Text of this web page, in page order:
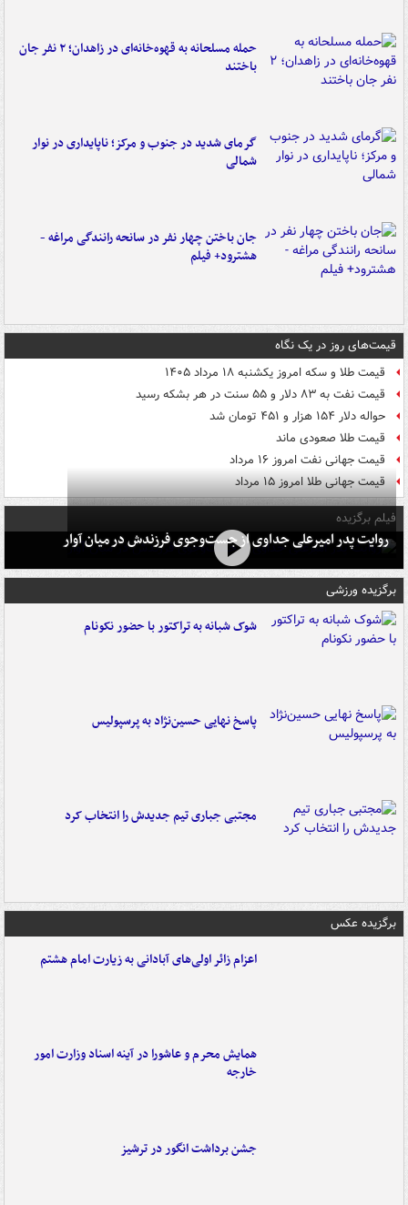
حمله مسلحانه به قهوه‌خانه‌ای در زاهدان؛ ۲ نفر جان
باختند
گرمای شدید در جنوب و مرکز؛ ناپایداری در نوار
شمالی
جان باختن چهار نفر در سانحه رانندگی مراغه -
هشترود+ فیلم
قیمت‌های روز در یک نگاه
قیمت طلا و سکه امروز یکشنبه ۱۸ مرداد ۱۴۰۵
قیمت نفت به ۸۳ دلار و ۵۵ سنت در هر بشکه رسید
حواله دلار ۱۵۴ هزار و ۴۵۱ تومان شد
قیمت طلا صعودی ماند
قیمت جهانی نفت امروز ۱۶ مرداد
قیمت جهانی طلا امروز ۱۵ مرداد
فیلم برگزیده
روایت پدر امیرعلی جداوی از جست‌وجوی فرزندش در میان آوار
برگزیده ورزشی
شوک شبانه به تراکتور با حضور نکونام
پاسخ نهایی حسین‌نژاد به پرسپولیس
مجتبی جباری تیم جدیدش را انتخاب کرد
برگزیده عکس
اعزام زائر اولی‌های آبادانی به زیارت امام هشتم
همایش محرم و عاشورا در آینه اسناد وزارت امور
خارجه
جشن برداشت انگور در ترشیز